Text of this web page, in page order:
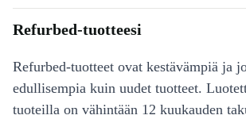
Refurbed-tuotteesi
Refurbed-tuotteet ovat kestävämpiä ja
edullisempia kuin uudet tuotteet.
tuoteilla on vähintään 12 kuukauden